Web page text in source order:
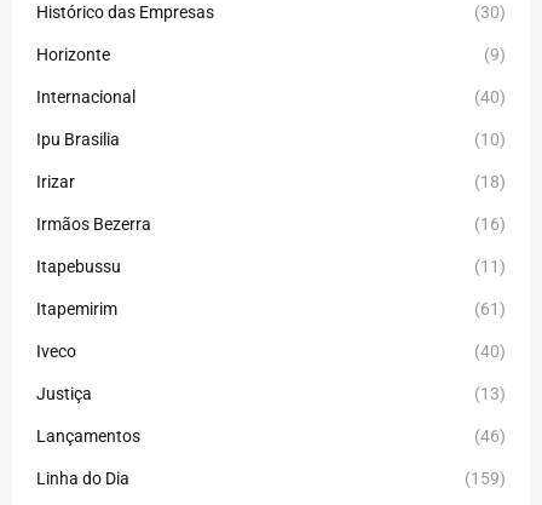
Histórico das Empresas (30)
Horizonte (9)
Internacional (40)
Ipu Brasilia (10)
Irizar (18)
Irmãos Bezerra (16)
Itapebussu (11)
Itapemirim (61)
Iveco (40)
Justiça (13)
Lançamentos (46)
Linha do Dia (159)